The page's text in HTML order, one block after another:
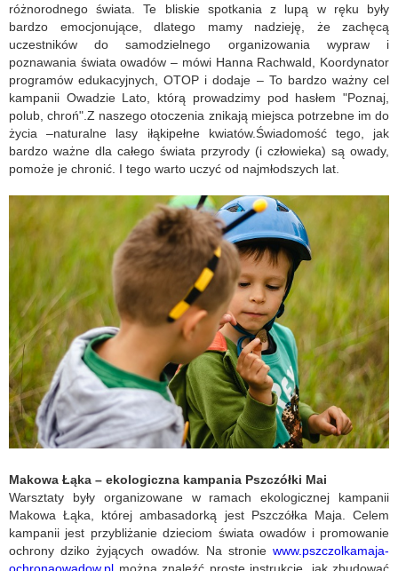
różnorodnego świata. Te bliskie spotkania z lupą w ręku były
bardzo emocjonujące, dlatego mamy nadzieję, że zachęcą
uczestników do samodzielnego organizowania wypraw i
poznawania świata owadów – mówi Hanna Rachwald, Koordynator
programów edukacyjnych, OTOP i dodaje – To bardzo ważny cel
kampanii Owadzie Lato, którą prowadzimy pod hasłem "Poznaj,
polub, chroń".Z naszego otoczenia znikają miejsca potrzebne im do
życia –naturalne lasy iłąkipełne kwiatów.Świadomość tego, jak
bardzo ważne dla całego świata przyrody (i człowieka) są owady,
pomoże je chronić. I tego warto uczyć od najmłodszych lat.
Makowa Łąka – ekologiczna kampania Pszczółki Mai
Warsztaty były organizowane w ramach ekologicznej kampanii
Makowa Łąka, której ambasadorką jest Pszczółka Maja. Celem
kampanii jest przybliżanie dzieciom świata owadów i promowanie
ochrony dziko żyjących owadów. Na stronie www.pszczolkamaja-
ochronaowadow.pl można znaleźć proste instrukcje, jak zbudować